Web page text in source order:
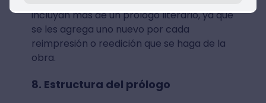
incluyan más de un prólogo literario, ya que
se les agrega uno nuevo por cada
reimpresión o reedición que se haga de la
obra.
8. Estructura del prólogo